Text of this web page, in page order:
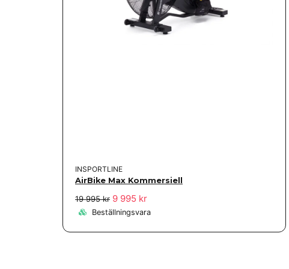
INSPORTLINE
AirBike Max Kommersiell
19 995 kr 9 995 kr
Beställningsvara